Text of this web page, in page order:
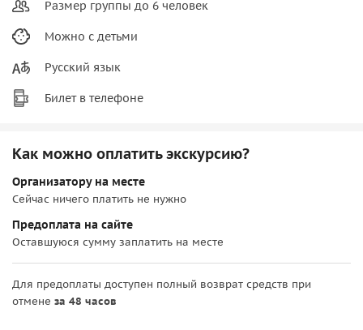
Размер группы до 6 человек
Можно с детьми
Русский язык
Билет в телефоне
Как можно оплатить экскурсию?
Организатору на месте
Сейчас ничего платить не нужно
Предоплата на сайте
Оставшуюся сумму заплатить на месте
Для предоплаты доступен полный возврат средств при
отмене за 48 часов